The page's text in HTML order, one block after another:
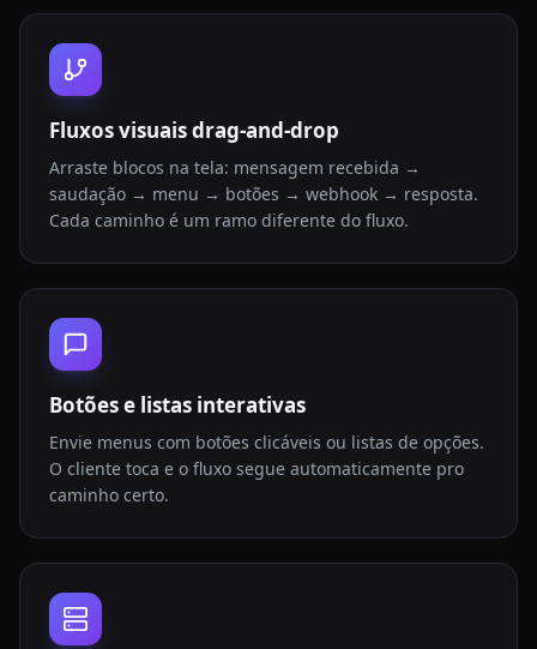
Fluxos visuais drag-and-drop
Arraste blocos na tela: mensagem recebida →
saudação → menu → botões → webhook → resposta.
Cada caminho é um ramo diferente do fluxo.
Botões e listas interativas
Envie menus com botões clicáveis ou listas de opções.
O cliente toca e o fluxo segue automaticamente pro
caminho certo.